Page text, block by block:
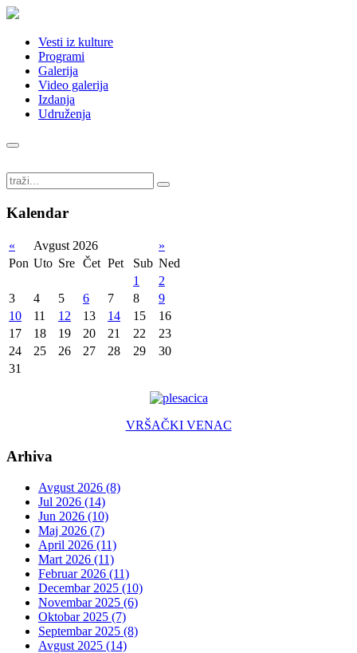
Vesti iz kulture
Programi
Galerija
Video galerija
Izdanja
Udruženja
Kalendar
« Avgust 2026
»
Pon Uto Sre Čet Pet Sub Ned
1
2
3
4 5 6 7 8
9
10
11 12 13 14 15
16
17
18 19 20 21 22
23
24
25 26 27 28 29
30
31
VRŠAČKI VENAC
Arhiva
Avgust 2026 (8)
Jul 2026 (14)
Jun 2026 (10)
Maj 2026 (7)
April 2026 (11)
Mart 2026 (11)
Februar 2026 (11)
Decembar 2025 (10)
Novembar 2025 (6)
Oktobar 2025 (7)
Septembar 2025 (8)
Avgust 2025 (14)